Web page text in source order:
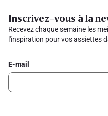
Inscrivez-vous à la
Recevez chaque semaine les
l'inspiration pour vos assiettes
E-mail